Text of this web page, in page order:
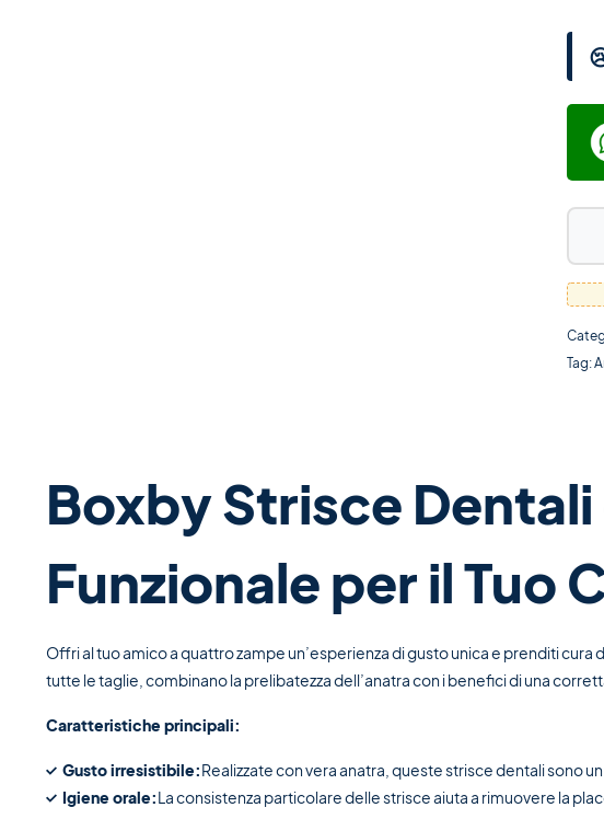
Tag:
Boxby Strisce
Funzionale per il Tuo
Offri al tuo amico a quattro zampe un’esperienza di gusto unica e prenditi cura
tutte le taglie, combinano la prelibatezza dell’anatra con i benefici di una
Caratteristiche principali:
Gusto irresistibile:Realizzate con vera anatra, queste strisce dentali sono
Igiene orale:La consistenza particolare delle strisce aiuta a rimuovere la